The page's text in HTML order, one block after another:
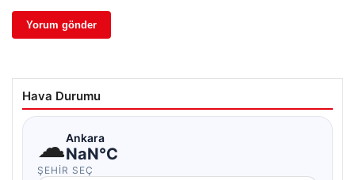
Hava Durumu
☁Ankara
NaN°C
ŞEHIR SEÇ